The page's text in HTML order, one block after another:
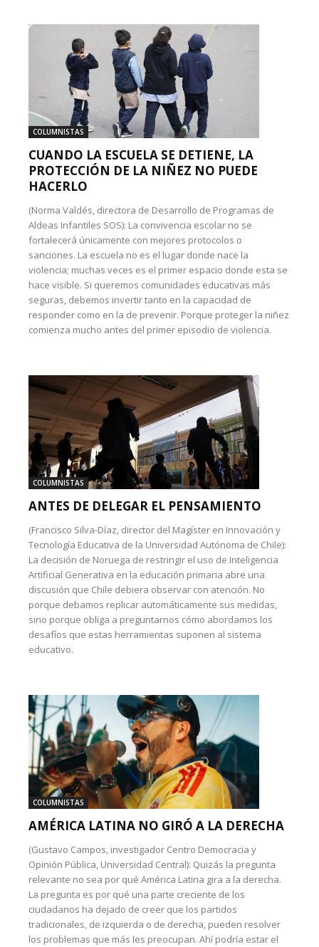
COLUMNISTAS
CUANDO LA ESCUELA SE DETIENE, LA
PROTECCIÓN DE LA NIÑEZ NO PUEDE
HACERLO
(Norma Valdés, directora de Desarrollo de Programas de
Aldeas Infantiles SOS): La convivencia escolar no se
fortalecerá únicamente con mejores protocolos o
sanciones. La escuela no es el lugar donde nace la
violencia; muchas veces es el primer espacio donde esta se
hace visible. Si queremos comunidades educativas más
seguras, debemos invertir tanto en la capacidad de
responder como en la de prevenir. Porque proteger la niñez
comienza mucho antes del primer episodio de violencia.
COLUMNISTAS
ANTES DE DELEGAR EL PENSAMIENTO
(Francisco Silva-Díaz, director del Magíster en Innovación y
Tecnología Educativa de la Universidad Autónoma de Chile):
La decisión de Noruega de restringir el uso de Inteligencia
Artificial Generativa en la educación primaria abre una
discusión que Chile debiera observar con atención. No
porque debamos replicar automáticamente sus medidas,
sino porque obliga a preguntarnos cómo abordamos los
desafíos que estas herramientas suponen al sistema
educativo.
COLUMNISTAS
AMÉRICA LATINA NO GIRÓ A LA DERECHA
(Gustavo Campos, investigador Centro Democracia y
Opinión Pública, Universidad Central): Quizás la pregunta
relevante no sea por qué América Latina gira a la derecha.
La pregunta es por qué una parte creciente de los
ciudadanos ha dejado de creer que los partidos
tradicionales, de izquierda o de derecha, pueden resolver
los problemas que más les preocupan. Ahí podría estar el